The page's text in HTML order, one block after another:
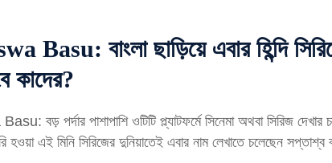
Basu: বাংলা ছাড়িয়ে এবার হিন্দি
কাদের?
বড় পর্দার পাশাপাশি ওটিটি প্ল্যাটফর্মে সিনেমা অথবা সিরিজ দেখার
হওয়া এই মিনি সিরিজের দুনিয়াতেই এবার নাম লেখাতে চলেছেন সপ্তাশ্ব